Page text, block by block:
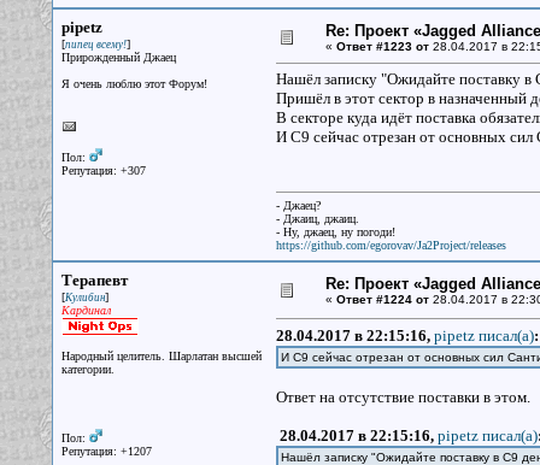
pipetz
[пипец всему!]
Прирожденный Джаец
Я очень люблю этот Форум!
Пол:
Репутация: +307
Re: Проект «Jagged
« Ответ #1223 от28.04.2017 в
Нашёл записку "Ожидайте поставку
Пришёл в этот сектор в назначенный
В секторе куда идёт поставка
И C9 сейчас отрезан от основных сил
- Джаец?
- Джаиц, джаиц.
- Ну, джаец, ну погоди!
https://github.com/egorovav/Ja2Project/releases
Терапевт
[Кулибин]
Кардинал
Народный целитель. Шарлатан высшей
категории.
Пол:
Репутация: +1207
Re: Проект «Jagged
« Ответ #1224 от28.04.2017 в
28.04.2017 в 22:15:16, pipetz писал(a):
И C9 сейчас отрезан от основных сил
Ответ на отсутствие поставки в этом.
28.04.2017 в 22:15:16, pipetz писал(a)
Нашёл записку "Ожидайте поставку в C9